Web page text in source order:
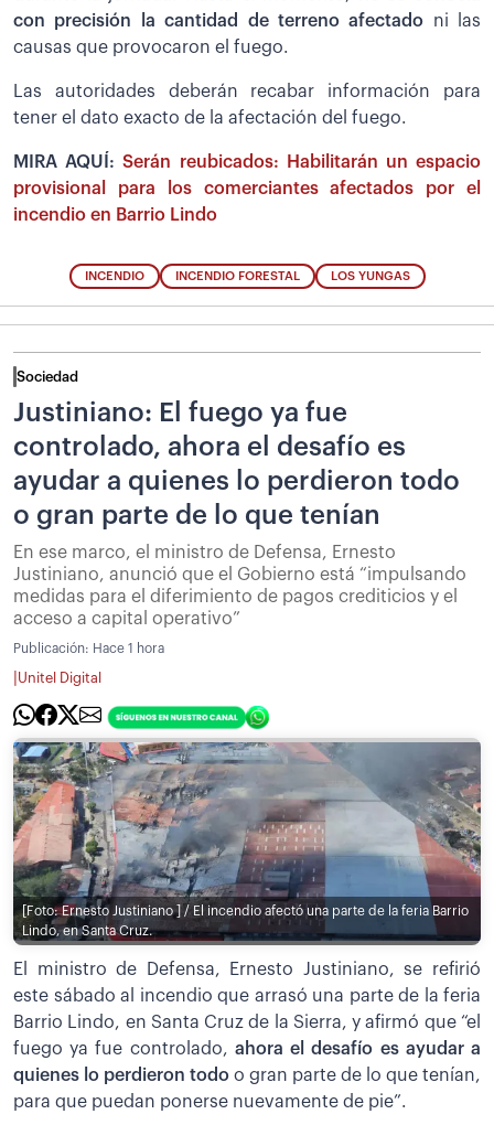
con precisión la cantidad de terreno afectado ni las
causas que provocaron el fuego.
Las autoridades deberán recabar información para
tener el dato exacto de la afectación del fuego.
MIRA AQUÍ:Serán reubicados: Habilitarán un espacio
provisional para los comerciantes afectados por el
incendio en Barrio Lindo
INCENDIO INCENDIO FORESTAL LOS YUNGAS
Sociedad
Justiniano: El fuego ya fue
controlado, ahora el desafío es
ayudar a quienes lo perdieron todo
o gran parte de lo que tenían
En ese marco, el ministro de Defensa, Ernesto
Justiniano, anunció que el Gobierno está “impulsando
medidas para el diferimiento de pagos crediticios y el
acceso a capital operativo”
Publicación: Hace 1 hora
Unitel Digital
[Foto: Ernesto Justiniano ] / El incendio afectó una parte de la feria Barrio
Lindo, en Santa Cruz.
El ministro de Defensa, Ernesto Justiniano, se refirió
este sábado al incendio que arrasó una parte de la feria
Barrio Lindo, en Santa Cruz de la Sierra, y afirmó que “el
fuego ya fue controlado, ahora el desafío es ayudar a
quienes lo perdieron todo o gran parte de lo que tenían,
para que puedan ponerse nuevamente de pie”.